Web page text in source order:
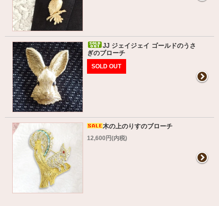
JJ ジェイジェイ ゴールドのうさ
ぎのブローチ
SOLD OUT
木の上のりすのブローチ
12,600円(内税)